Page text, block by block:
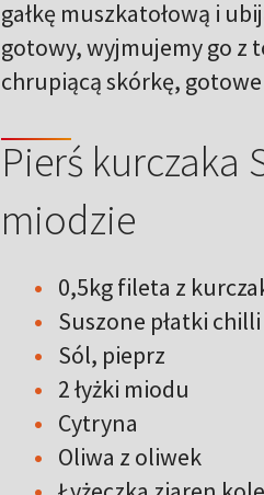
gałkę muszkatołową i
gotowy, wyjmujemy go z
chrupiącą skórkę,
Pierś kurczaka
miodzie
0,5kg fileta z
Suszone płatki chilli
Sól, pieprz
2 łyżki miodu
Cytryna
Oliwa z oliwek